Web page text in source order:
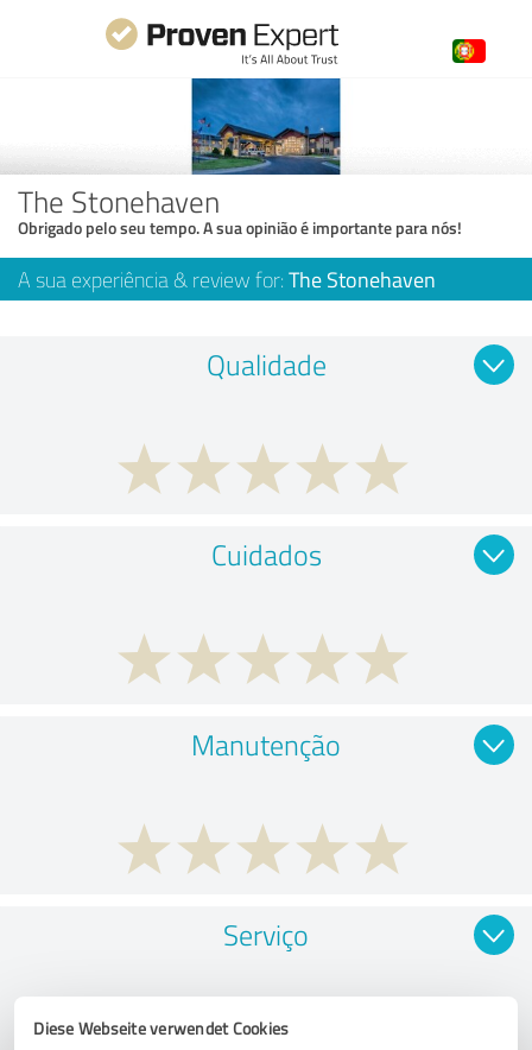
Diese Webseite verwendet Cookies
The Stonehaven
Obrigado pelo seu tempo. A sua opinião é importante para nós!
A sua experiência & review for: The Stonehaven
Qualidade
Cuidados
Manutenção
Serviço